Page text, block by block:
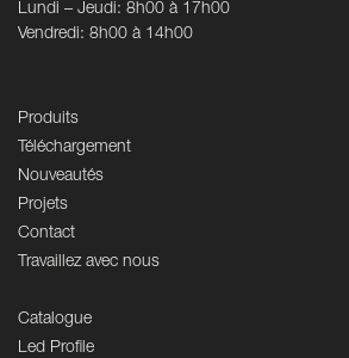
Lundi – Jeudi: 8h00 à 17h00
Vendredi: 8h00 à 14h00
Produits
Téléchargement
Nouveautés
Projets
Contact
Travaillez avec nous
Catalogue
Led Profile